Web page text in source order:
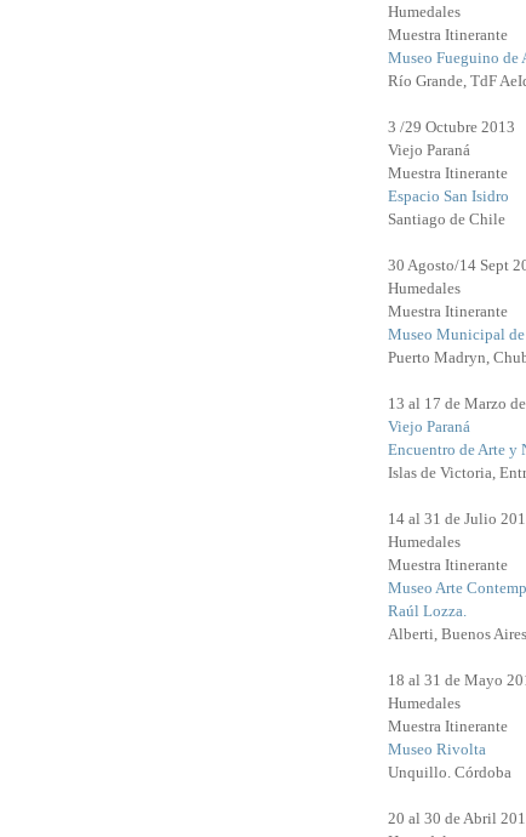
Humedales
Muestra Itinerante
Museo Fueguino de
Río Grande, TdF
3 /29 Octubre 2013
Viejo Paraná
Muestra Itinerante
Espacio San Isidro
Santiago de Chile
30 Agosto/14 Sept
Humedales
Muestra Itinerante
Museo Municipal
Puerto Madryn,
13 al 17 de Marzo
Viejo Paraná
Encuentro de Arte y
Islas de Victoria,
14 al 31 de Julio
Humedales
Muestra Itinerante
Museo Arte
Raúl Lozza.
Alberti, Buenos Aires.
18 al 31 de Mayo
Humedales
Muestra Itinerante
Museo Rivolta
Unquillo. Córdoba
20 al 30 de Abril